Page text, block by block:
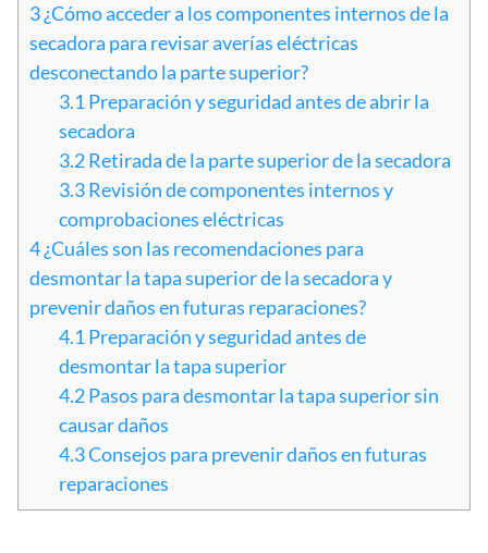
3¿Cómo acceder a los componentes internos de la
secadora para revisar averías eléctricas
desconectando la parte superior?
3.1 Preparación y seguridad antes de abrir la
secadora
3.2Retirada de la parte superior de la secadora
3.3Revisión de componentes internos y
comprobaciones eléctricas
4¿Cuáles son las recomendaciones para
desmontar la tapa superior de la secadora y
prevenir daños en futuras reparaciones?
4.1 Preparación y seguridad antes de
desmontar la tapa superior
4.2Pasos para desmontar la tapa superior sin
causar daños
4.3Consejos para prevenir daños en futuras
reparaciones